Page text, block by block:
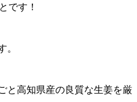
です！
。
と高知県産の良質な生姜を厳